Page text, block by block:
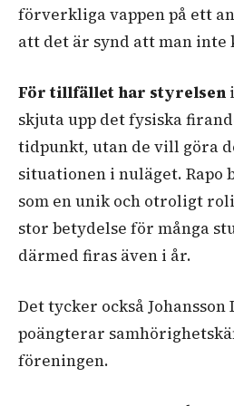
förverkliga vappen på ett
att det är synd att man inte
För tillfället har styrelsen
skjuta upp det fysiska
tidpunkt, utan de vill göra
situationen i nuläget. Rapo
som en unik och otroligt
stor betydelse för många
därmed firas även i år.
Det tycker också Johansson
poängterar
föreningen.